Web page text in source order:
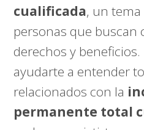
cualificada, un
personas que buscan
derechos y
ayudarte a entender
relacionados con la
permanente total